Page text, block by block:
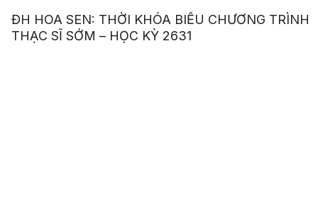
ĐH HOA SEN: THỜI KHÓA BIỂU CHƯƠNG TRÌNH
THẠC SĨ SỚM – HỌC KỲ 2631